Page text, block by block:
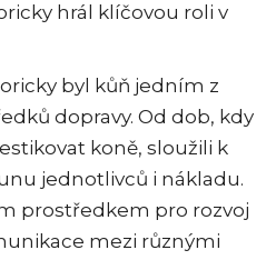
hrál klíčovou roli v
byl kůň jedním z
dopravy. Od dob, kdy
koně, sloužili k
jednotlivců i nákladu.
prostředkem pro rozvoj
mezi různými